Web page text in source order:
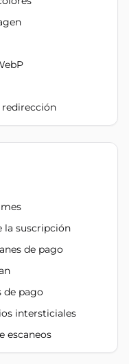
redirección
la suscripción
de pago
de pago
intersticiales
escaneos